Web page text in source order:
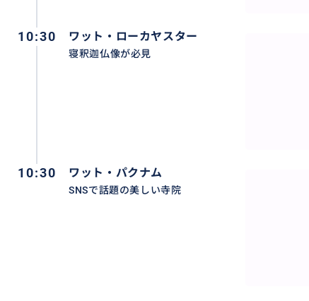
10:30 ワット・ローカヤスター
寝釈迦仏像が必見
10:30 ワット・パクナム
SNSで話題の美しい寺院